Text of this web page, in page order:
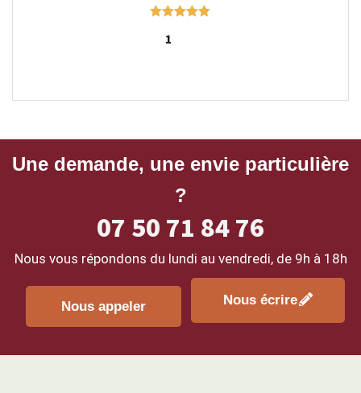
Une demande, une envie particulière
?
07 50 71 84 76
Nous vous répondons du lundi au vendredi, de 9h à 18h
Nous appeler Nous écrire